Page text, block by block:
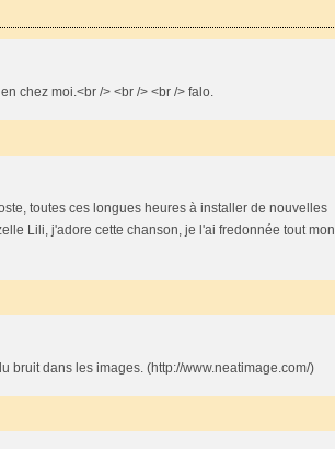
chez moi.<br /> <br /> <br /> falo.
toutes ces longues heures à installer de nouvelles
Lili, j'adore cette chanson, je l'ai fredonnée tout mon
bruit dans les images. (http://www.neatimage.com/)